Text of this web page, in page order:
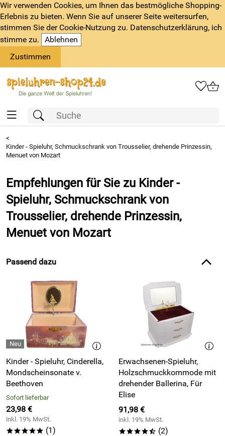
Wir verwenden Cookies, um Ihnen das bestmögliche Shopping-
Erlebnis zu bieten. Wenn Sie auf unserer Seite weitersurfen,
stimmen Sie der Cookie-Nutzung zu. Datenschutzerklärung, ich
stimme zu.
Ablehnen
Zustimmen
<
Kinder - Spieluhr, Schmuckschrank von Trousselier, drehende Prinzessin,
Menuet von Mozart
Empfehlungen für Sie zu Kinder -
Spieluhr, Schmuckschrank von
Trousselier, drehende Prinzessin,
Menuet von Mozart
Passend dazu
Kinder - Spieluhr, Cinderella,
Mondscheinsonate v.
Beethoven
Sofort lieferbar
23,98 €
inkl. 19% MwSt.
***** (1)
Erwachsenen-Spieluhr,
Holzschmuckkommode mit
drehender Ballerina, Für
Elise
91,98 €
inkl. 19% MwSt.
****/ (2)